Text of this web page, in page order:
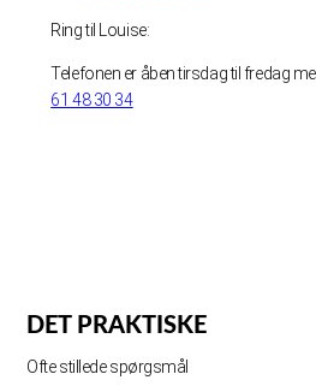
Ring til Louise:
Telefonen er åben tirsdag til fredag
61 48 30 34
DET PRAKTISKE
Ofte stillede spørgsmål